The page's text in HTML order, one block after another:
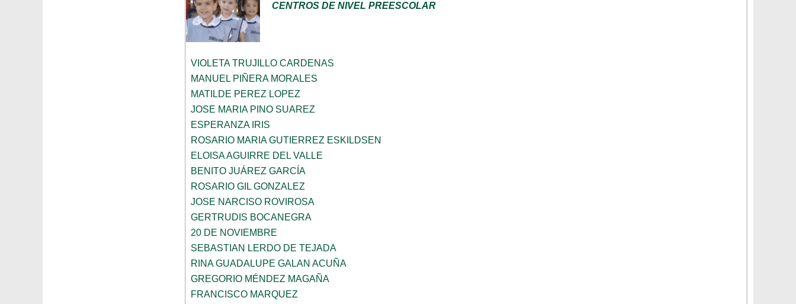
CENTROS DE NIVEL PREESCOLAR
VIOLETA TRUJILLO CARDENAS
MANUEL PIÑERA MORALES
MATILDE PEREZ LOPEZ
JOSE MARIA PINO SUAREZ
ESPERANZA IRIS
ROSARIO MARIA GUTIERREZ ESKILDSEN
ELOISA AGUIRRE DEL VALLE
BENITO JUÁREZ GARCÍA
ROSARIO GIL GONZALEZ
JOSE NARCISO ROVIROSA
GERTRUDIS BOCANEGRA
20 DE NOVIEMBRE
SEBASTIAN LERDO DE TEJADA
RINA GUADALUPE GALAN ACUÑA
GREGORIO MÉNDEZ MAGAÑA
FRANCISCO MARQUEZ